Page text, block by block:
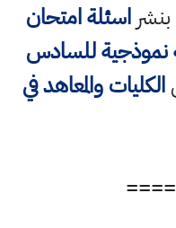
امتحان
للسادس
في